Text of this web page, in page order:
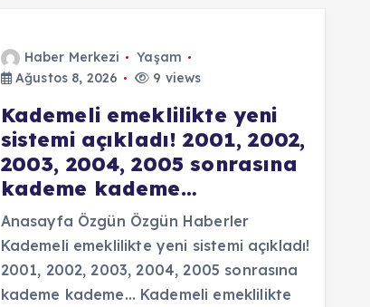
Haber Merkezi
Yaşam
Ağustos 8, 2026
9 views
Kademeli emeklilikte yeni
sistemi açıkladı! 2001, 2002,
2003, 2004, 2005 sonrasına
kademe kademe…
Anasayfa Özgün Özgün Haberler
Kademeli emeklilikte yeni sistemi açıkladı!
2001, 2002, 2003, 2004, 2005 sonrasına
kademe kademe… Kademeli emeklilikte